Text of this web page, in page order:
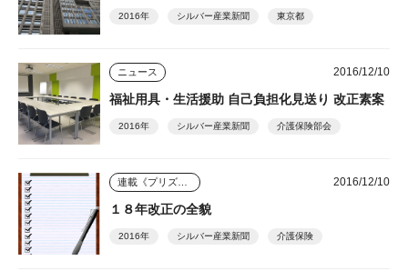
2016年 シルバー産業新聞 東京都
ニュース 2016/12/10
福祉用具・生活援助 自己負担化見送り 改正素案
2016年 シルバー産業新聞 介護保険部会
連載《プリズム》 2016/12/10
１８年改正の全貌
2016年 シルバー産業新聞 介護保険